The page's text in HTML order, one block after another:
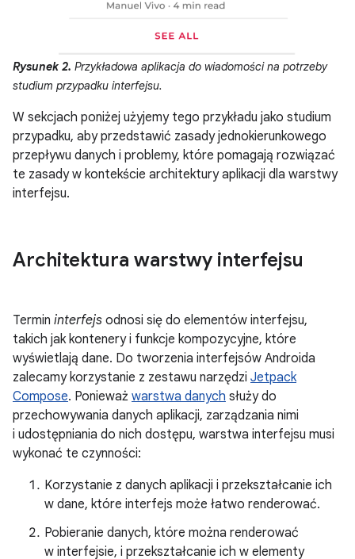
Rysunek 2. Przykładowa aplikacja do wiadomości na potrzeby
studium przypadku interfejsu.
W sekcjach poniżej użyjemy tego przykładu jako studium
przypadku, aby przedstawić zasady jednokierunkowego
przepływu danych i problemy, które pomagają rozwiązać
te zasady w kontekście architektury aplikacji dla warstwy
interfejsu.
Architektura warstwy interfejsu
Termin interfejs odnosi się do elementów interfejsu,
takich jak kontenery i funkcje kompozycyjne, które
wyświetlają dane. Do tworzenia interfejsów Androida
zalecamy korzystanie z zestawu narzędzi Jetpack
Compose. Ponieważ warstwa danych służy do
przechowywania danych aplikacji, zarządzania nimi
i udostępniania do nich dostępu, warstwa interfejsu musi
wykonać te czynności:
Korzystanie z danych aplikacji i przekształcanie ich
w dane, które interfejs może łatwo renderować.
Pobieranie danych, które można renderować
w interfejsie, i przekształcanie ich w elementy